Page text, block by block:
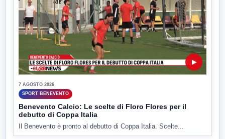
▶
7 AGOSTO 2026
SPORT BENEVENTO
Benevento Calcio: Le scelte di Floro Flores per il
debutto di Coppa Italia
Il Benevento è pronto al debutto di Coppa Italia. Scelte...